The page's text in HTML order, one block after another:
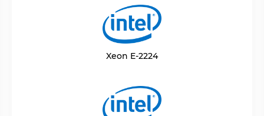
Xeon E-2224